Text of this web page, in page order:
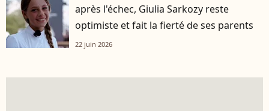
après l'échec, Giulia Sarkozy reste
optimiste et fait la fierté de ses parents
22 juin 2026